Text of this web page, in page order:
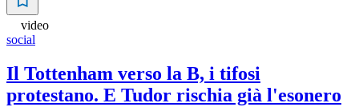
video
social
Il Tottenham verso la B, i tifosi
protestano. E Tudor rischia già l'esonero